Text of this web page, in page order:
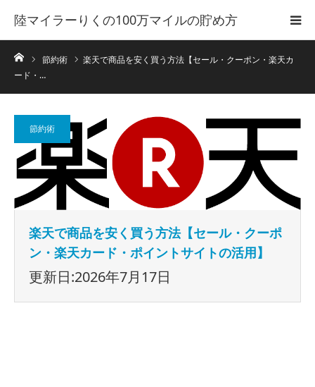
陸マイラーりくの100万マイルの貯め方
ホーム節約術
楽天で商品を安く買う方法【セール・クーポン・楽天カ
ード・…
節約術
楽天で商品を安く買う方法【セール・クーポ
ン・楽天カード・ポイントサイトの活用】
更新日:2026年7月17日